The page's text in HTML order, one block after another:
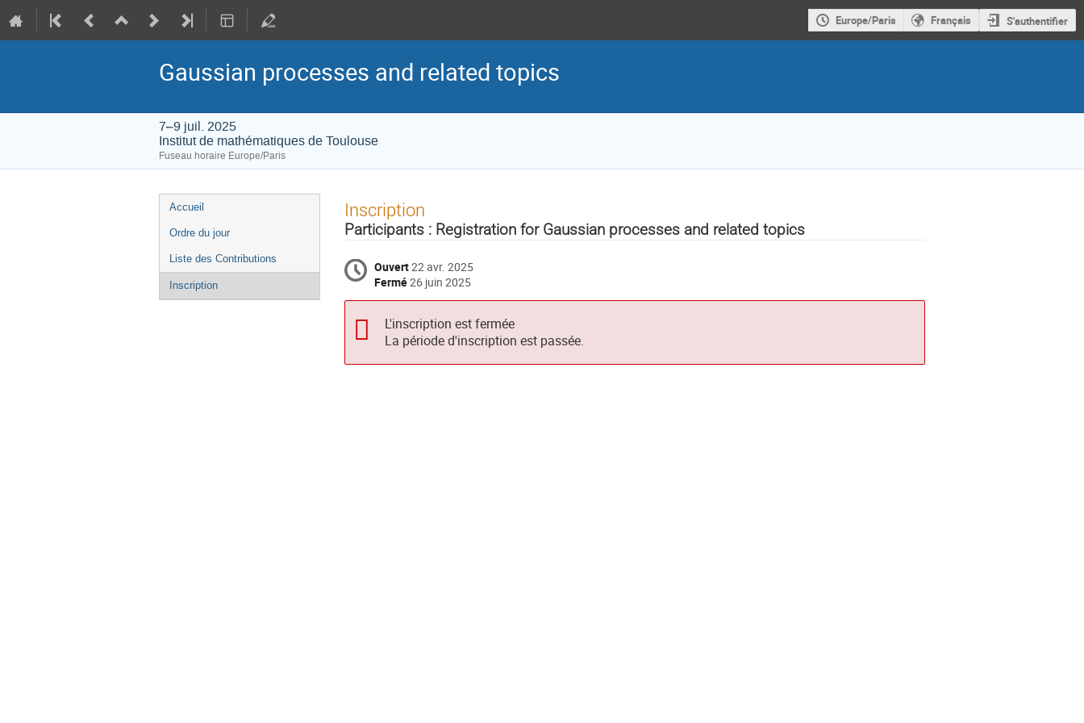
Europe/Paris Français S'authentifier
Gaussian processes and related topics
7–9 juil. 2025
Institut de mathématiques de Toulouse
Fuseau horaire Europe/Paris
Menu
de
Accueil
Ordre du jour
Liste des Contributions
Inscription
Inscription
Participants : Registration for Gaussian processes and related topics
Ouvert22 avr. 2025
Fermé26 juin 2025
L'inscription est fermée
La période d'inscription est passée.